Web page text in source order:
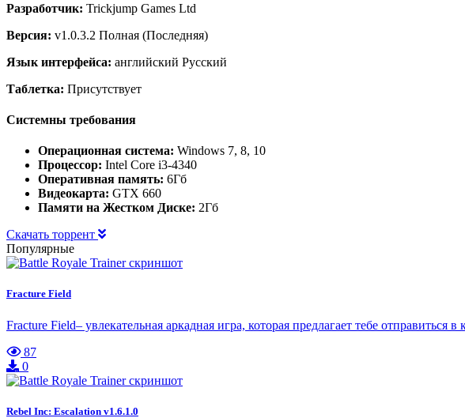
Разработчик: Trickjump Games Ltd
Версия: v1.0.3.2 Полная (Последняя)
Язык интерфейса: английский Русский
Таблетка: Присутствует
Системны требования
Операционная система: Windows 7, 8, 10
Процессор: Intel Core i3-4340
Оперативная память: 6Гб
Видеокарта: GTX 660
Памяти на Жестком Диске: 2Гб
Скачать торрент
Популярные
Fracture Field
Fracture Field– увлекательная аркадная игра, которая предлагает тебе
87
0
Rebel Inc: Escalation v1.6.1.0